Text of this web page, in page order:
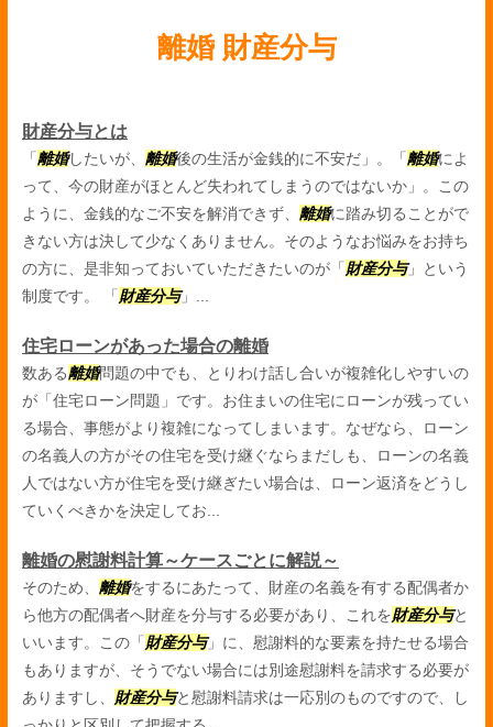
離婚 財産分与
財産分与とは
「 離婚したいが、 離婚後の生活が金銭的に不安だ」。「 離婚によ
って、今の財産がほとんど失われてしまうのではないか」。この
ように、金銭的なご不安を解消できず、 離婚に踏み切ることがで
きない方は決して少なくありません。そのようなお悩みをお持ち
の方に、是非知っておいていただきたいのが「 財産分与」という
制度です。 「 財産分与」...
住宅ローンがあった場合の離婚
数ある離婚問題の中でも、とりわけ話し合いが複雑化しやすいの
が「住宅ローン問題」です。お住まいの住宅にローンが残ってい
る場合、事態がより複雑になってしまいます。なぜなら、ローン
の名義人の方がその住宅を受け継ぐならまだしも、ローンの名義
人ではない方が住宅を受け継ぎたい場合は、ローン返済をどうし
ていくべきかを決定してお...
離婚の慰謝料計算～ケースごとに解説～
そのため、 離婚をするにあたって、財産の名義を有する配偶者か
ら他方の配偶者へ財産を分与する必要があり、これを財産分与と
いいます。この「財産分与」に、慰謝料的な要素を持たせる場合
もありますが、そうでない場合には別途慰謝料を請求する必要が
ありますし、 財産分与と慰謝料請求は一応別のものですので、し